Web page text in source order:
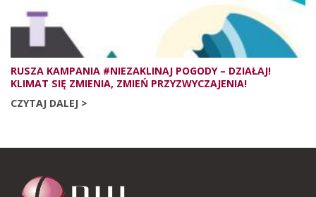
RUSZA KAMPANIA #NIEZAKLINAJ POGODY – DZIAŁAJ!
KLIMAT SIĘ ZMIENIA, ZMIEŃ PRZYZWYCZAJENIA!
CZYTAJ DALEJ >